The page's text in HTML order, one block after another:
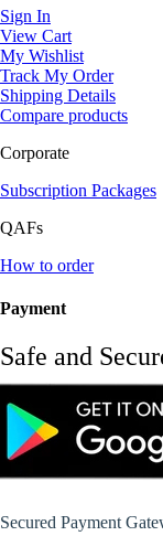
Sign In
View Cart
My Wishlist
Track My Order
Shipping Details
Compare products
Corporate
Subscription Packages
QAFs
How to order
Payment
Safe and
Secured Payment